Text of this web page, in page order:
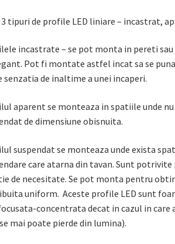
tipuri de profile LED liniare – incastrat,
incastrate – se pot monta in pereti sau
Pot fi montate astfel incat sa se
senzatia de inaltime a unei incaperi.
aparent se monteaza in spatiile unde
de dimensiune obisnuita.
suspendat se monteaza unde exista
care atarna din tavan. Sunt
de necesitate. Se pot monta pentru
uniform. Aceste profile LED sunt
concentrata decat in cazul in
mai poate pierde din lumina).